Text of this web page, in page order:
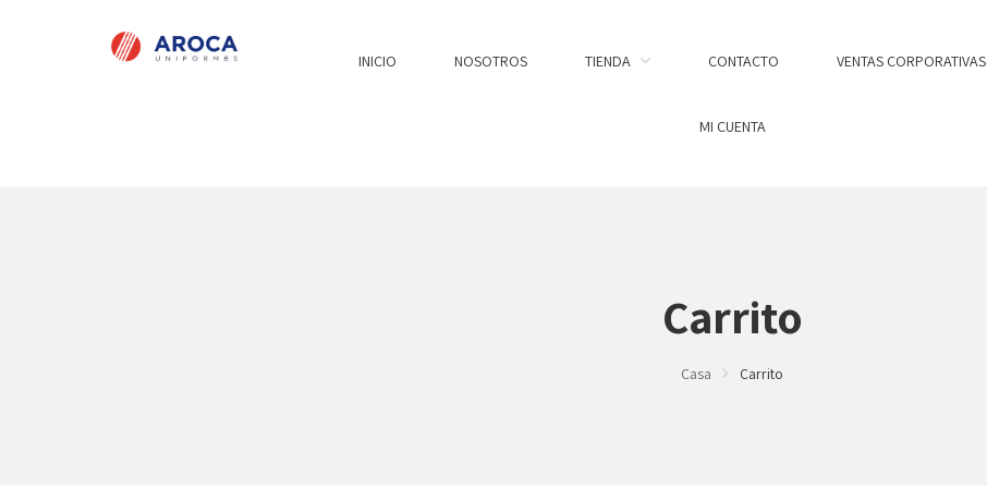
INICIO NOSOTROS TIENDA CONTACTO VENTAS CORPORATIVAS
MI CUENTA
Carrito
Casa Carrito